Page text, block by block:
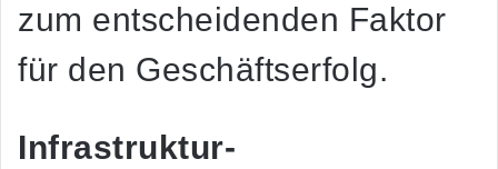
zum entscheidenden Faktor
für den Geschäftserfolg.
Infrastruktur-